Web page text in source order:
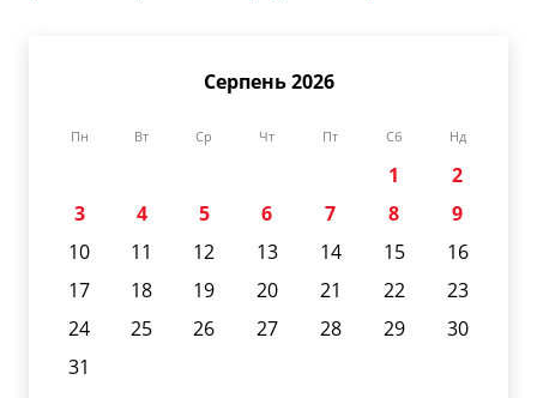
Серпень 2026
Пн Вт Ср Чт Пт Сб Нд
1
2
3
4 5 6 7 8
9
10
11 12 13 14 15
16
17
18 19 20 21 22
23
24
25 26 27 28 29
30
31